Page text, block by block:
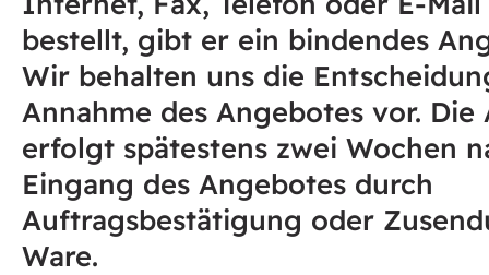
bestellt, gibt er ein bindendes
Wir behalten uns die
Annahme des Angebotes vor. Die
erfolgt spätestens zwei Wochen
Eingang des Angebotes durch
Auftragsbestätigung oder
Ware.